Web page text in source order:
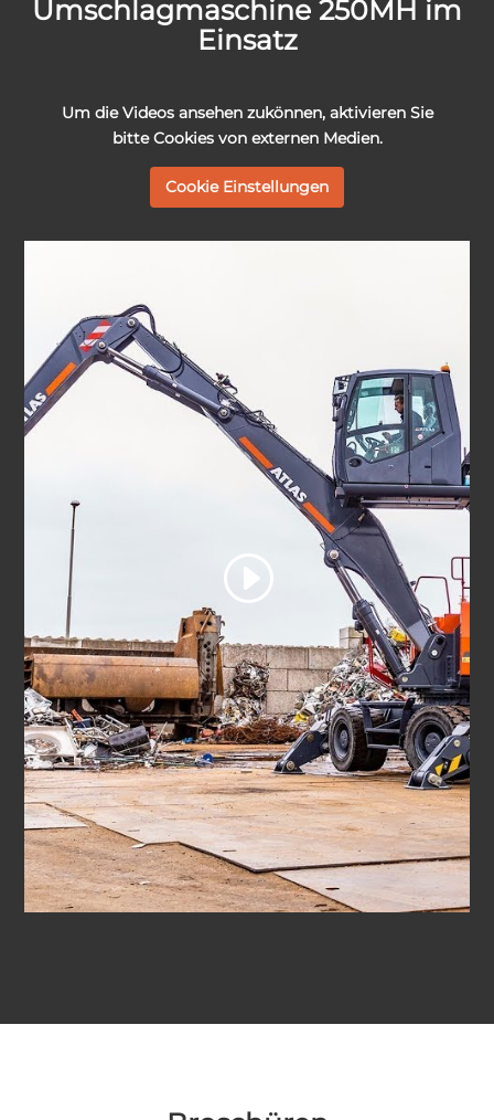
Umschlagmaschine 250MH im
Einsatz
Um die Videos ansehen zukönnen, aktivieren Sie
bitteCookies von externen Medien.
Cookie Einstellungen